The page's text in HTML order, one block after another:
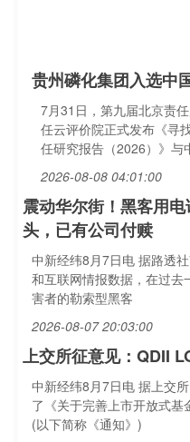
贵州磷化集团入选中
7月31日，第九届北京责
任云评价院正式发布《
任研究报告（2026）》与
2026-08-08 04:01:00
震动华尔街！黑客用
头，已有公司付赎
中新经纬8月7日电 据路透
和互联网情报数据，在过去
害者的勒索型黑客
2026-08-07 20:03:00
上交所征意见：QDII
中新经纬8月7日电 据上交
了《关于完善上市开放式基
(以下简称《通知》)